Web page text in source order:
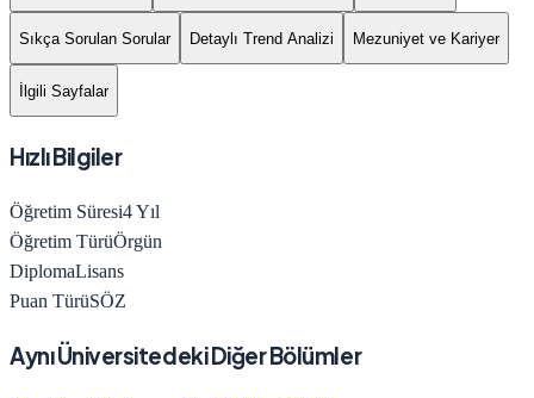
Sıkça Sorulan Sorular Detaylı Trend Analizi Mezuniyet ve Kariyer
İlgili Sayfalar
Hızlı Bilgiler
Öğretim Süresi4Yıl
Öğretim TürüÖrgün
DiplomaLisans
Puan TürüSÖZ
Aynı Üniversitedeki Diğer Bölümler